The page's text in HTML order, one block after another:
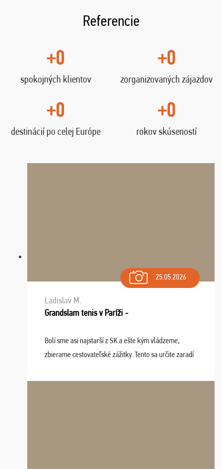
Referencie
+0
spokojných klientov
+0
zorganizovaných zájazdov
+0
destinácií po celej Európe
+0
rokov skúseností
25.05.2026
Ladislav M.
Grandslam tenis v Paríži -
Bolí sme asi najstarší z SK a ešte kým vládzeme,
zbierame cestovateľské zážitky. Tento sa určite zaradí
osudu - pohodový šefík Meďo, dobrá parti ...